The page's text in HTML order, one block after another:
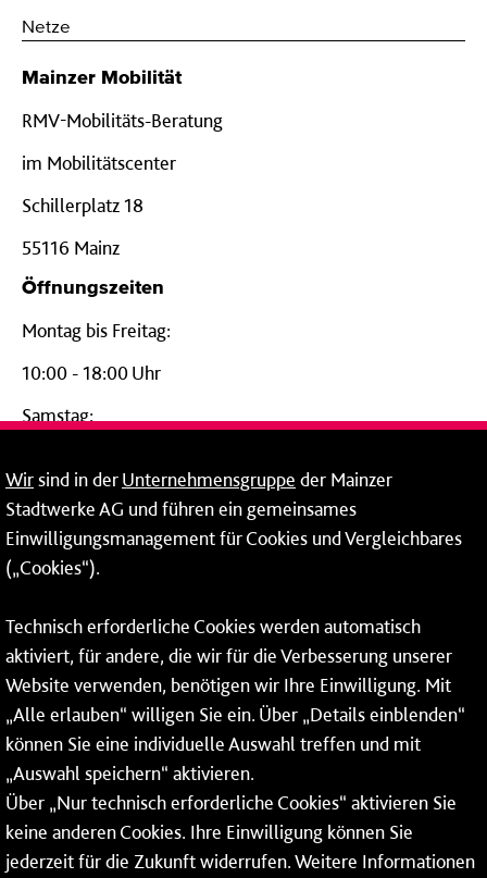
Netze
Mainzer Mobilität
RMV-Mobilitäts-Beratung
im Mobilitätscenter
Schillerplatz 18
55116 Mainz
Öffnungszeiten
Montag bis Freitag:
10:00 - 18:00 Uhr
Samstag:
24-Stunden-Telefon*
06131 – 12 77 77
Fax: 06131 – 12 66 66
* Montags bis freitags bis 7 und ab 18 Uhr sowie an
Wochenenden und Feiertagen ganztags werden Ihre
Anrufe je nach Themenauswahl an ein Callcenter des
RMV oder von nextbike weitergeleitet. Dort erhalten Sie
ausschließlich Auskünfte zum Fahrplan bzw. zu
meinRad.
Wirsind in derUnternehmensgruppe der Mainzer
Stadtwerke AG und führen ein gemeinsames
Einwilligungsmanagement für Cookies und Vergleichbares
(„Cookies“).
Technisch erforderliche Cookies werden automatisch
aktiviert, für andere, die wir für die Verbesserung unserer
Website verwenden, benötigen wir Ihre Einwilligung. Mit
„Alle erlauben“ willigen Sie ein. Über „Details einblenden“
können Sie eine individuelle Auswahl treffen und mit
„Auswahl speichern“ aktivieren.
Über „Nur technisch erforderliche Cookies“ aktivieren Sie
keine anderen Cookies. Ihre Einwilligung können Sie
jederzeit für die Zukunft widerrufen. Weitere Informationen